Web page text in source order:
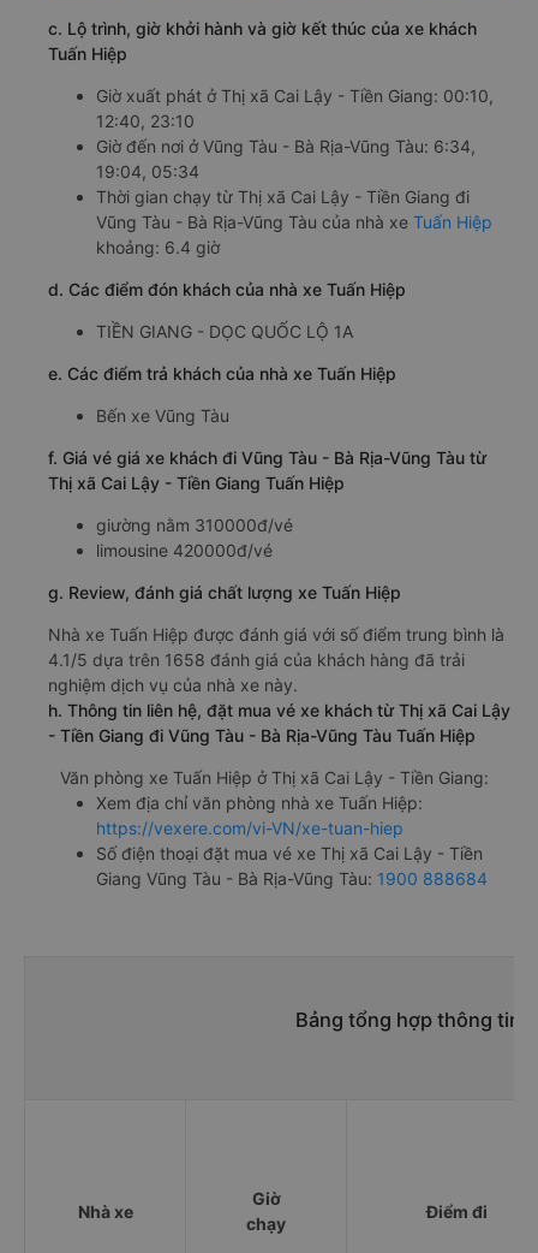
c. Lộ trình, giờ khởi hành và giờ kết thúc của xe khách
Tuấn Hiệp
Giờ xuất phát ở Thị xã Cai Lậy - Tiền Giang: 00:10,
12:40, 23:10
Giờ đến nơi ở Vũng Tàu - Bà Rịa-Vũng Tàu: 6:34,
19:04, 05:34
Thời gian chạy từ Thị xã Cai Lậy - Tiền Giang đi
Vũng Tàu - Bà Rịa-Vũng Tàu của nhà xe Tuấn Hiệp
khoảng: 6.4 giờ
d. Các điểm đón khách của nhà xe Tuấn Hiệp
TIỀN GIANG - DỌC QUỐC LỘ 1A
e. Các điểm trả khách của nhà xe Tuấn Hiệp
Bến xe Vũng Tàu
f. Giá vé giá xe khách đi Vũng Tàu - Bà Rịa-Vũng Tàu từ
Thị xã Cai Lậy - Tiền Giang Tuấn Hiệp
giường nằm 310000đ/vé
limousine 420000đ/vé
g. Review, đánh giá chất lượng xe Tuấn Hiệp
Nhà xe Tuấn Hiệp được đánh giá với số điểm trung bình là
4.1/5 dựa trên 1658 đánh giá của khách hàng đã trải
nghiệm dịch vụ của nhà xe này.
h. Thông tin liên hệ, đặt mua vé xe khách từ Thị xã Cai Lậy
- Tiền Giang đi Vũng Tàu - Bà Rịa-Vũng Tàu Tuấn Hiệp
Văn phòng xe Tuấn Hiệp ở Thị xã Cai Lậy - Tiền Giang:
Xem địa chỉ văn phòng nhà xe Tuấn Hiệp:
https://vexere.com/vi-VN/xe-tuan-hiep
Số điện thoại đặt mua vé xe Thị xã Cai Lậy - Tiền
Giang Vũng Tàu - Bà Rịa-Vũng Tàu: 1900 888684
Bảng tổng hợp thông tin
Nhà xe
Giờ
chạy
Điểm đi